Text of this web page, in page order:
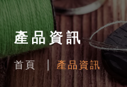
產品資訊
首頁 產品資訊